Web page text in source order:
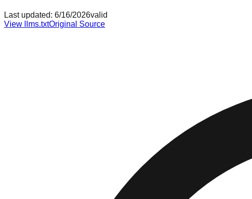
Last updated: 6/16/2026valid
View llms.txtOriginal Source